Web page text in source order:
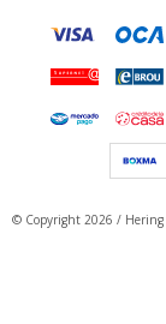
© Copyright 2026 / Hering